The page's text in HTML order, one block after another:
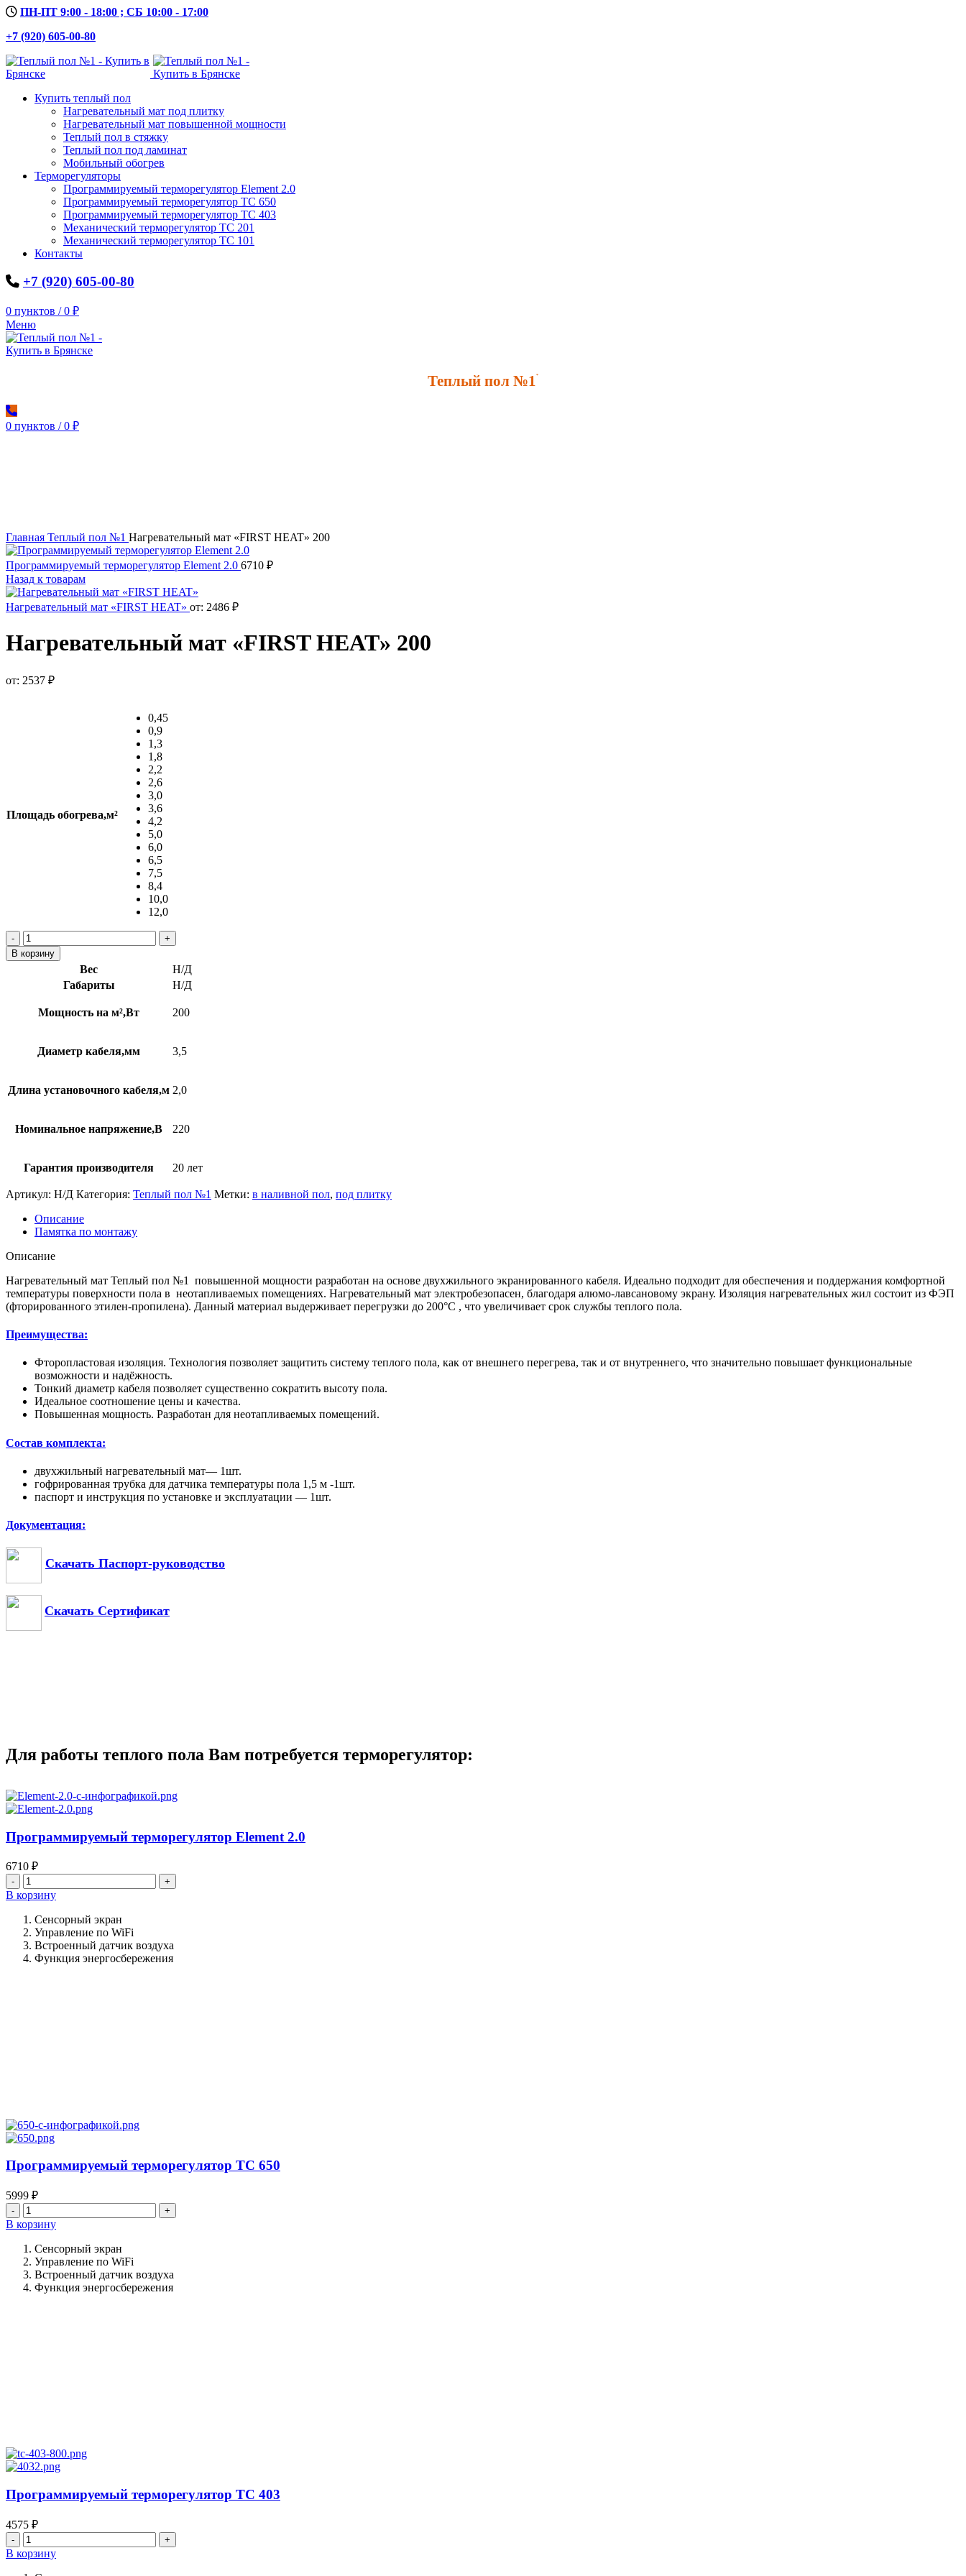
ПН-ПТ 9:00 - 18:00 ; СБ 10:00 - 17:00
+7 (920) 605-00-80
Купить теплый пол
Нагревательный мат под плитку
Нагревательный мат повышенной мощности
Теплый пол в стяжку
Теплый пол под ламинат
Мобильный обогрев
Терморегуляторы
Программируемый терморегулятор Element 2.0
Программируемый терморегулятор ТС 650
Программируемый терморегулятор ТС 403
Механический терморегулятор ТС 201
Механический терморегулятор ТС 101
Контакты
+7 (920) 605-00-80
0 пунктов / 0 ₽
Меню
Теплый пол №1 *
0 пунктов / 0 ₽
Главная Теплый пол №1 Нагревательный мат «FIRST HEAT» 200
Программируемый терморегулятор Element 2.0 6710 ₽
Назад к товарам
Нагревательный мат «FIRST HEAT» от: 2486 ₽
Нагревательный мат «FIRST HEAT» 200
от: 2537 ₽
Площадь обогрева,м²
0,45
0,9
1,3
1,8
2,2
2,6
3,0
3,6
4,2
5,0
6,0
6,5
7,5
8,4
10,0
12,0
Количество
товара
Нагревательный
200
В корзину
Вес
Н/Д
Габариты
Н/Д
Мощность на м²,Вт 200
Диаметр кабеля,мм 3,5
Длина установочного кабеля,м 2,0
Номинальное напряжение,В 220
Гарантия производителя 20 лет
Артикул: Н/Д Категория: Теплый пол №1 Метки: в наливной пол, под плитку
Описание
Памятка по монтажу
Описание
Нагревательный мат Теплый пол №1 повышенной мощности разработан на основе двухжильного экранированного кабеля. Идеально подходит для обеспечения и поддержания комфортной
температуры поверхности пола в неотапливаемых помещениях. Нагревательный мат электробезопасен, благодаря алюмо-лавсановому экрану. Изоляция нагревательных жил состоит из ФЭП
(фторированного этилен-пропилена). Данный материал выдерживает перегрузки до 200°С , что увеличивает срок службы теплого пола.
Преимущества:
Фторопластовая изоляция. Технология позволяет защитить систему теплого пола, как от внешнего перегрева, так и от внутреннего, что значительно повышает функциональные
возможности и надёжность.
Тонкий диаметр кабеля позволяет существенно сократить высоту пола.
Идеальное соотношение цены и качества.
Повышенная мощность. Разработан для неотапливаемых помещений.
Состав комплекта:
двухжильный нагревательный мат— 1шт.
гофрированная трубка для датчика температуры пола 1,5 м -1шт.
паспорт и инструкция по установке и эксплуатации — 1шт.
Документация:
Скачать Паспорт-руководство
Скачать Сертификат
Для работы теплого пола Вам потребуется терморегулятор:
Программируемый терморегулятор Element 2.0
6710 ₽
Количество
товара
Программируемый
терморегулятор
Element
2.0
В корзину
Сенсорный экран
Управление по WiFi
Встроенный датчик воздуха
Функция энергосбережения
Программируемый терморегулятор ТС 650
5999 ₽
Количество
товара
Программируемый
терморегулятор
ТС
650
В корзину
Сенсорный экран
Управление по WiFi
Встроенный датчик воздуха
Функция энергосбережения
Программируемый терморегулятор ТС 403
4575 ₽
Количество
товара
Программируемый
В корзину